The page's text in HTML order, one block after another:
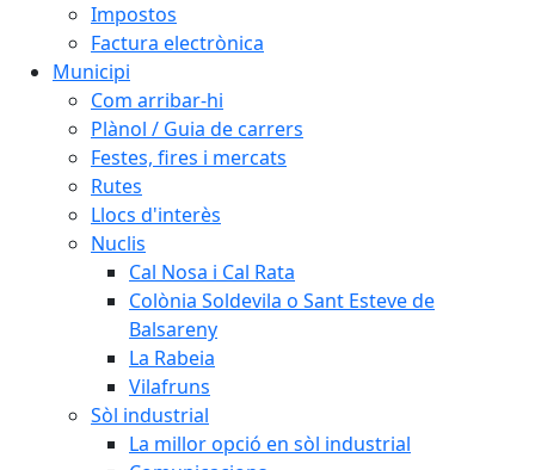
Impostos
Factura electrònica
Municipi
Com arribar-hi
Plànol / Guia de carrers
Festes, fires i mercats
Rutes
Llocs d'interès
Nuclis
Cal Nosa i Cal Rata
Colònia Soldevila o Sant Esteve de
Balsareny
La Rabeia
Vilafruns
Sòl industrial
La millor opció en sòl industrial